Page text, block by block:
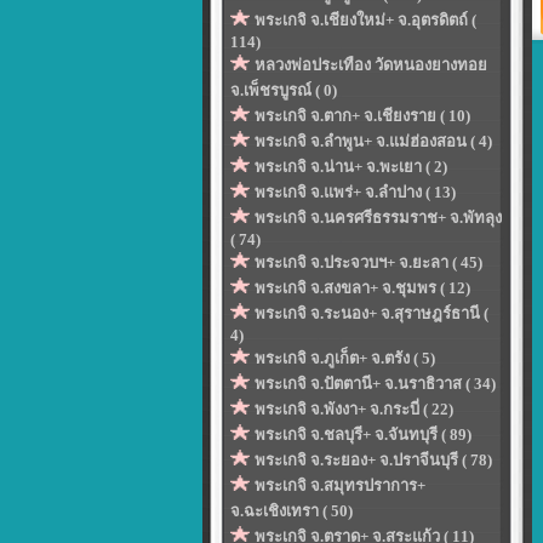
พระเกจิ จ.เชียงใหม่+ จ.อุตรดิตถ์ (
114)
หลวงพ่อประเทือง วัดหนองยางทอย
จ.เพ็ชรบูรณ์ ( 0)
พระเกจิ จ.ตาก+ จ.เชียงราย ( 10)
พระเกจิ จ.ลำพูน+ จ.แม่ฮ่องสอน ( 4)
พระเกจิ จ.น่าน+ จ.พะเยา ( 2)
พระเกจิ จ.แพร่+ จ.ลำปาง ( 13)
พระเกจิ จ.นครศรีธรรมราช+ จ.พัทลุง
( 74)
พระเกจิ จ.ประจวบฯ+ จ.ยะลา ( 45)
พระเกจิ จ.สงขลา+ จ.ชุมพร ( 12)
พระเกจิ จ.ระนอง+ จ.สุราษฎร์ธานี (
4)
พระเกจิ จ.ภูเก็ต+ จ.ตรัง ( 5)
พระเกจิ จ.ปัตตานี+ จ.นราธิวาส ( 34)
พระเกจิ จ.พังงา+ จ.กระบี่ ( 22)
พระเกจิ จ.ชลบุรี+ จ.จันทบุรี ( 89)
พระเกจิ จ.ระยอง+ จ.ปราจีนบุรี ( 78)
พระเกจิ จ.สมุทรปราการ+
จ.ฉะเชิงเทรา ( 50)
พระเกจิ จ.ตราด+ จ.สระแก้ว ( 11)